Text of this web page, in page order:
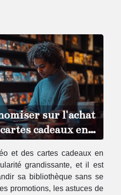
sur l'achat
cadeaux en
?
et des cartes cadeaux en
grandissante, et il est
sa bibliothèque sans se
promotions, les astuces de